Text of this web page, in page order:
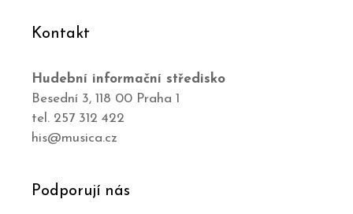
Kontakt
Hudební informační středisko
Besední 3, 118 00 Praha 1
tel. 257 312 422
his@musica.cz
Podporují nás